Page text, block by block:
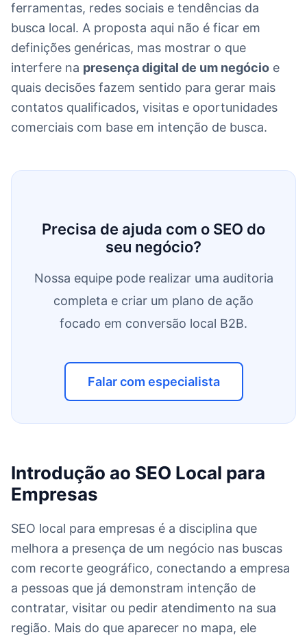
ferramentas, redes sociais e tendências da
busca local. A proposta aqui não é ficar em
definições genéricas, mas mostrar o que
interfere na presença digital de um negócio e
quais decisões fazem sentido para gerar mais
contatos qualificados, visitas e oportunidades
comerciais com base em intenção de busca.
Precisa de ajuda com o SEO do
seu negócio?
Nossa equipe pode realizar uma auditoria
completa e criar um plano de ação
focado em conversão local B2B.
Falar com especialista
Introdução ao SEO Local para
Empresas
SEO local para empresas é a disciplina que
melhora a presença de um negócio nas buscas
com recorte geográfico, conectando a empresa
a pessoas que já demonstram intenção de
contratar, visitar ou pedir atendimento na sua
região. Mais do que aparecer no mapa, ele